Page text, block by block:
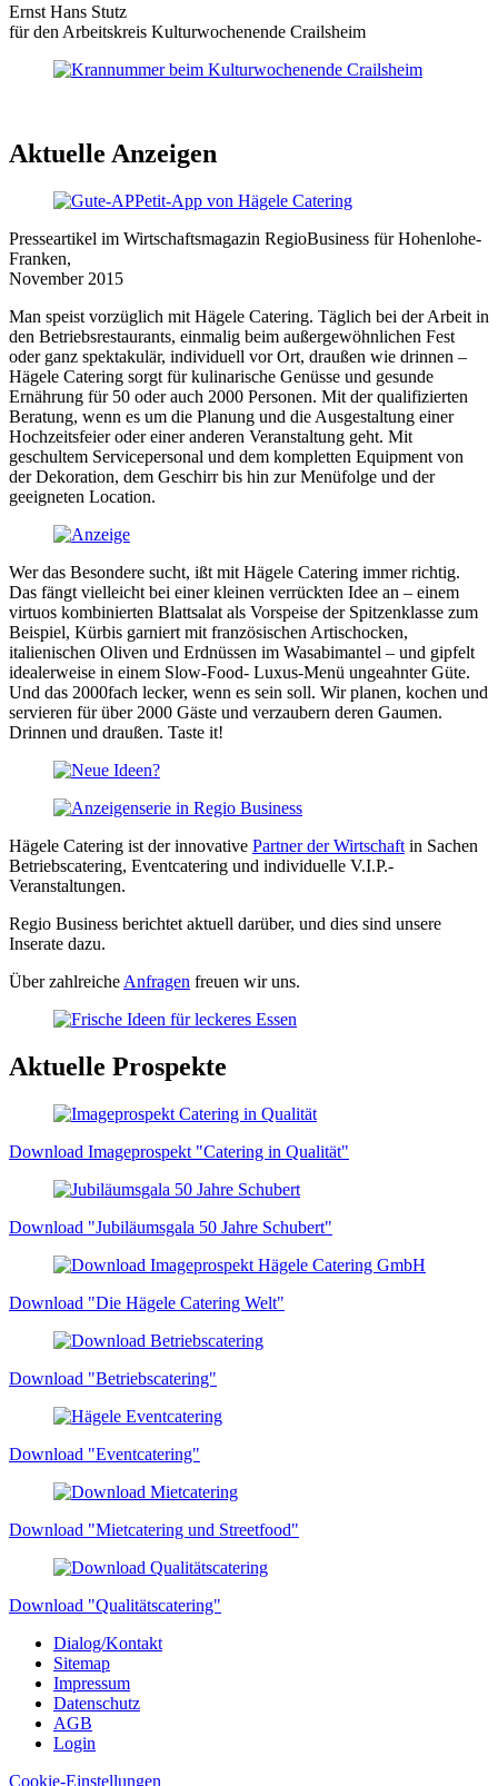
Ernst Hans Stutz
für den Arbeitskreis Kulturwochenende Crailsheim
Aktuelle Anzeigen
Presseartikel im Wirtschaftsmagazin RegioBusiness für Hohenlohe-
Franken,
November 2015
Man speist vorzüglich mit Hägele Catering. Täglich bei der Arbeit in
den Betriebsrestaurants, einmalig beim außergewöhnlichen Fest
oder ganz spektakulär, individuell vor Ort, draußen wie drinnen –
Hägele Catering sorgt für kulinarische Genüsse und gesunde
Ernährung für 50 oder auch 2000 Personen. Mit der qualifizierten
Beratung, wenn es um die Planung und die Ausgestaltung einer
Hochzeitsfeier oder einer anderen Veranstaltung geht. Mit
geschultem Servicepersonal und dem kompletten Equipment von
der Dekoration, dem Geschirr bis hin zur Menüfolge und der
geeigneten Location.
Wer das Besondere sucht, ißt mit Hägele Catering immer richtig.
Das fängt vielleicht bei einer kleinen verrückten Idee an – einem
virtuos kombinierten Blattsalat als Vorspeise der Spitzenklasse zum
Beispiel, Kürbis garniert mit französischen Artischocken,
italienischen Oliven und Erdnüssen im Wasabimantel – und gipfelt
idealerweise in einem Slow-Food- Luxus-Menü ungeahnter Güte.
Und das 2000fach lecker, wenn es sein soll. Wir planen, kochen und
servieren für über 2000 Gäste und verzaubern deren Gaumen.
Drinnen und draußen. Taste it!
Hägele Catering ist der innovative Partner der Wirtschaft in Sachen
Betriebscatering, Eventcatering und individuelle V.I.P.-
Veranstaltungen.
Regio Business berichtet aktuell darüber, und dies sind unsere
Inserate dazu.
Über zahlreiche Anfragen freuen wir uns.
Aktuelle Prospekte
Download Imageprospekt "Catering in Qualität"
Download "Jubiläumsgala 50 Jahre Schubert"
Download "Die Hägele Catering Welt"
Download "Betriebscatering"
Download "Eventcatering"
Download "Mietcatering und Streetfood"
Download "Qualitätscatering"
Dialog/Kontakt
Sitemap
Impressum
Datenschutz
AGB
Login
Cookie-Einstellungen